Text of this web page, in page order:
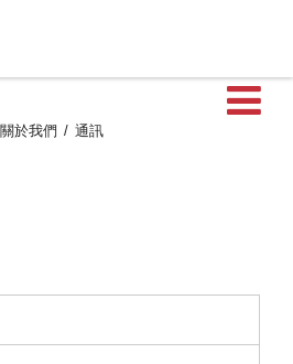
關於我們 通訊